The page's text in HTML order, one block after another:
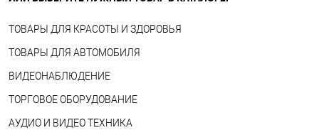
ТОВАРЫ ДЛЯ КРАСОТЫ И ЗДОРОВЬЯ
ТОВАРЫ ДЛЯ АВТОМОБИЛЯ
ВИДЕОНАБЛЮДЕНИЕ
ТОРГОВОЕ ОБОРУДОВАНИЕ
АУДИО И ВИДЕО ТЕХНИКА